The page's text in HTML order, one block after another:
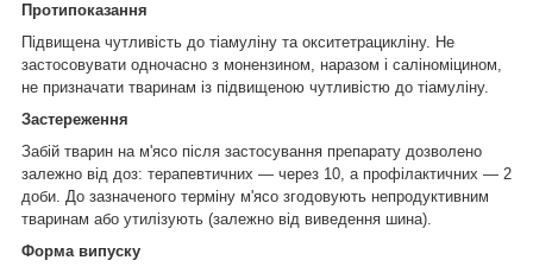
Протипоказання
Підвищена чутливість до тіамуліну та окситетрацикліну. Не
застосовувати одночасно з монензином, наразом і саліноміцином,
не призначати тваринам із підвищеною чутливістю до тіамуліну.
Застереження
Забій тварин на м'ясо після застосування препарату дозволено
залежно від доз: терапевтичних — через 10, а профілактичних — 2
доби. До зазначеного терміну м'ясо згодовують непродуктивним
тваринам або утилізують (залежно від виведення шина).
Форма випуску